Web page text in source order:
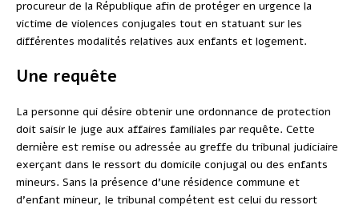
procureur de la République afin de protéger en urgence la
victime de violences conjugales tout en statuant sur les
différentes modalités relatives aux enfants et logement.
Une requête
La personne qui désire obtenir une ordonnance de protection
doit saisir le juge aux affaires familiales par requête. Cette
dernière est remise ou adressée au greffe du tribunal judiciaire
exerçant dans le ressort du domicile conjugal ou des enfants
mineurs. Sans la présence d’une résidence commune et
d’enfant mineur, le tribunal compétent est celui du ressort